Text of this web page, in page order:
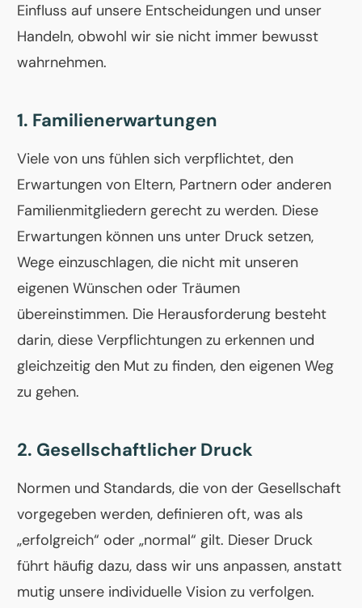
Einfluss auf unsere Entscheidungen und unser
Handeln, obwohl wir sie nicht immer bewusst
wahrnehmen.
1. Familienerwartungen
Viele von uns fühlen sich verpflichtet, den
Erwartungen von Eltern, Partnern oder anderen
Familienmitgliedern gerecht zu werden. Diese
Erwartungen können uns unter Druck setzen,
Wege einzuschlagen, die nicht mit unseren
eigenen Wünschen oder Träumen
übereinstimmen. Die Herausforderung besteht
darin, diese Verpflichtungen zu erkennen und
gleichzeitig den Mut zu finden, den eigenen Weg
zu gehen.
2. Gesellschaftlicher Druck
Normen und Standards, die von der Gesellschaft
vorgegeben werden, definieren oft, was als
„erfolgreich“ oder „normal“ gilt. Dieser Druck
führt häufig dazu, dass wir uns anpassen, anstatt
mutig unsere individuelle Vision zu verfolgen.